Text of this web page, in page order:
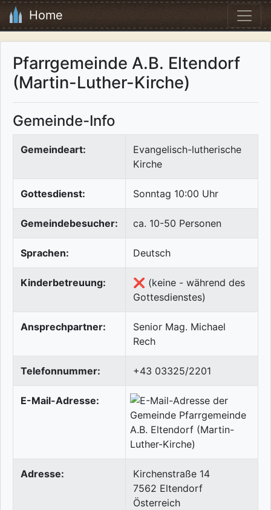
Home
Pfarrgemeinde A.B. Eltendorf
(Martin-Luther-Kirche)
Gemeinde-Info
Gemeindeart:
Evangelisch-lutherische
Kirche
Gottesdienst: Sonntag 10:00 Uhr
Gemeindebesucher: ca. 10-50 Personen
Sprachen: Deutsch
Kinderbetreuung:
❌ (keine - während des
Gottesdienstes)
Ansprechpartner:
Senior Mag. Michael
Rech
Telefonnummer: +43 03325/2201
E-Mail-Adresse:
Adresse:
Kirchenstraße 14
7562 Eltendorf
Österreich